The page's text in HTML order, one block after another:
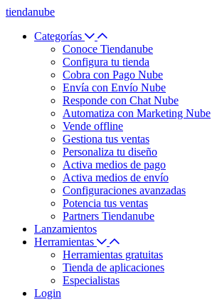
tiendanube
Categorías
Conoce Tiendanube
Configura tu tienda
Cobra con Pago Nube
Envía con Envío Nube
Responde con Chat Nube
Automatiza con Marketing Nube
Vende offline
Gestiona tus ventas
Personaliza tu diseño
Activa medios de pago
Activa medios de envío
Configuraciones avanzadas
Potencia tus ventas
Partners Tiendanube
Lanzamientos
Herramientas
Herramientas gratuitas
Tienda de aplicaciones
Especialistas
Login